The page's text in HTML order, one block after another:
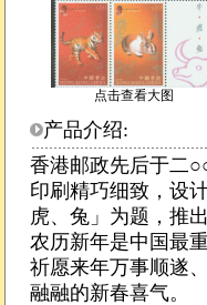
点击查看大图
产品介绍:
香港邮政先后于二
印刷精巧细致，设
虎、兔」为题，推
农历新年是中国最
祈愿来年万事顺遂
融融的新春喜气。